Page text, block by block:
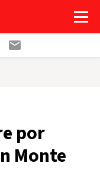
por
Monte